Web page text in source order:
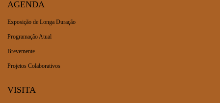
AGENDA
Exposição de Longa Duração
Programação Atual
Brevemente
Projetos Colaborativos
VISITA